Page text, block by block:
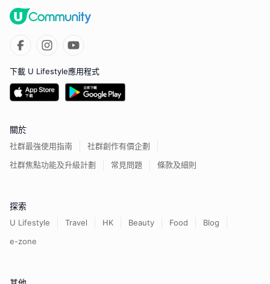
下載 U Lifestyle應用程式
關於
社群最強使用指南
社群創作有價企劃
社群焦點功能及升級計劃
常見問題 條款及細則
探索
U Lifestyle Travel HK Beauty Food
Blog
e-zone